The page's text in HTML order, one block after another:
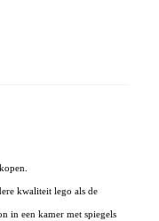
kwaliteit lego als de
in een kamer met spiegels